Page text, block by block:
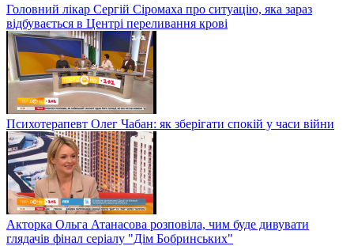
Головний лікар Сергій Сіромаха про ситуацію, яка зараз
відбувається в Центрі переливання крові
Психотерапевт Олег Чабан: як зберігати спокій у часи війни
Акторка Ольга Атанасова розповіла, чим буде дивувати
глядачів фінал серіалу "Дім Бобринських"